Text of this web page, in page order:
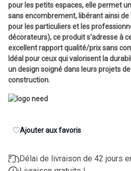
pour les petits espaces, elle permet
sans encombrement, libérant ainsi de
pour les particuliers et les
décorateurs), ce produit s'adresse à
excellent rapport qualité/prix sans
Idéal pour ceux qui valorisent la
un design soigné dans leurs projets
construction.
Ajouter aux favoris
Délai de livraison de 42 jours